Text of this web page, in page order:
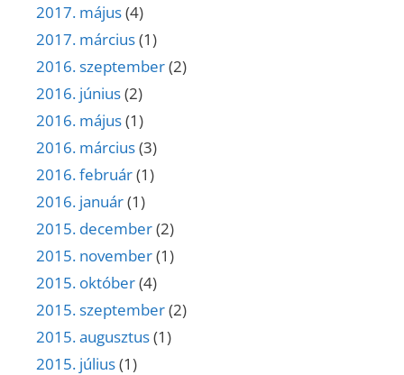
2017. május(4)
2017. március(1)
2016. szeptember(2)
2016. június(2)
2016. május(1)
2016. március(3)
2016. február(1)
2016. január(1)
2015. december(2)
2015. november(1)
2015. október(4)
2015. szeptember(2)
2015. augusztus(1)
2015. július(1)